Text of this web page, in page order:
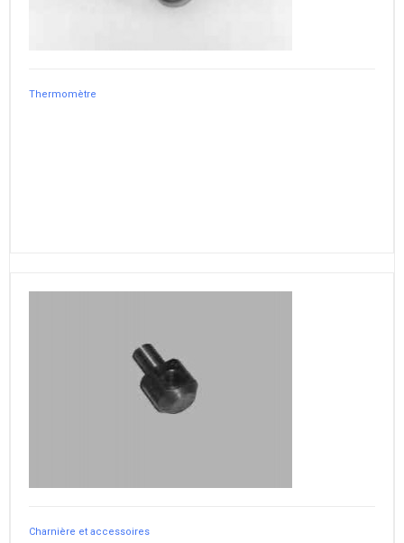
Thermomètre
Charnière et accessoires